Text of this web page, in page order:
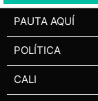
PAUTA AQUÍ
POLÍTICA
CALI